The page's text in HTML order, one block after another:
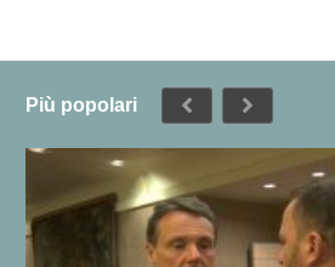
Più popolari